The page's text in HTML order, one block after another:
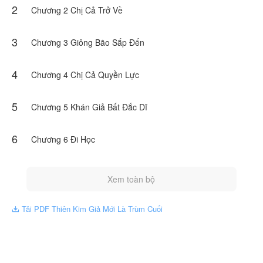
Song, một sự thật lại được phơi bày. Cô chỉ là thiên kim giả bị
bệnh viện trao nhầm lúc bé và ông bà Lâm đã tìm lại được con
Truyện này do THIÊN YYẾT cho phép NovelToon đăng tải, nội
trường của NovelToon
2 Chương 2 Chị Cả Trở Về
3 Chương 3 Giông Bão Sắp Đến
4 Chương 4 Chị Cả Quyền Lực
5 Chương 5 Khán Giả Bất Đắc Dĩ
6 Chương 6 Đi Học
Xem toàn bộ
 Tải PDF Thiên Kim Giả Mới Là Trùm Cuối